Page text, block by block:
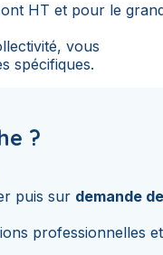
HT et pour le
vous
spécifiques.
?
puis sur demande
professionnelles et